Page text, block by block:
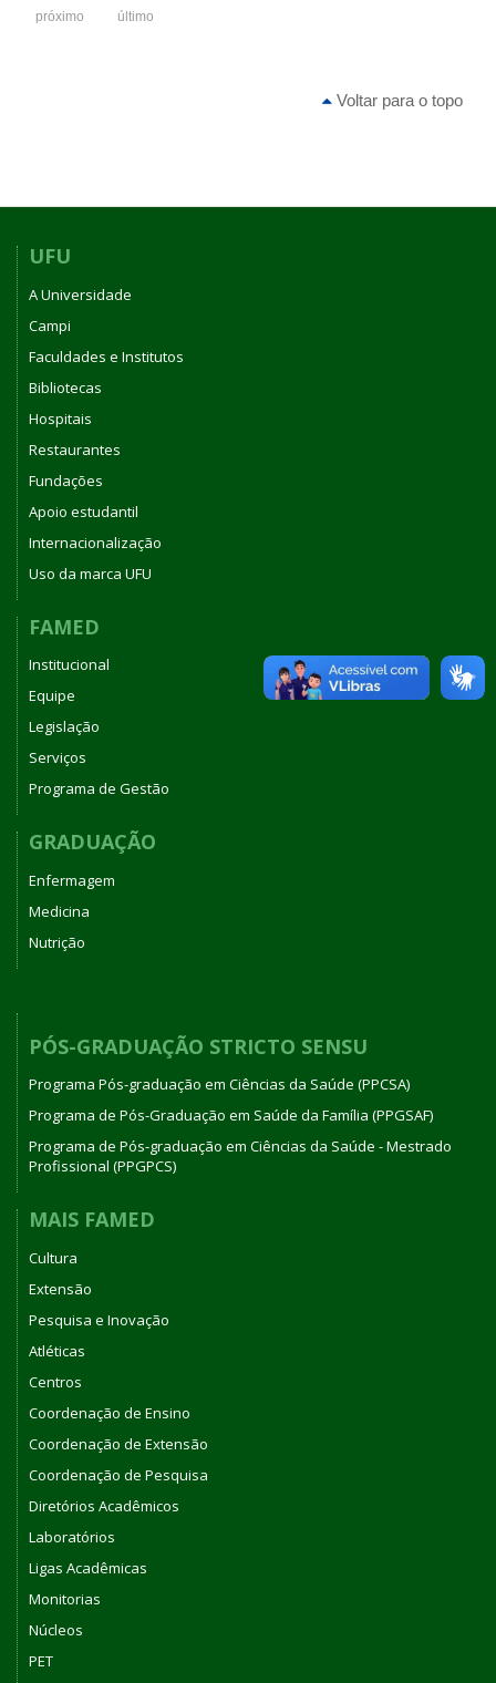
próximo último
Voltar para o topo
UFU
A Universidade
Campi
Faculdades e Institutos
Bibliotecas
Hospitais
Restaurantes
Fundações
Apoio estudantil
Internacionalização
Uso da marca UFU
FAMED
Institucional
Equipe
Legislação
Serviços
Programa de Gestão
GRADUAÇÃO
Enfermagem
Medicina
Nutrição
PÓS-GRADUAÇÃO STRICTO SENSU
Programa Pós-graduação em Ciências da Saúde (PPCSA)
Programa de Pós-Graduação em Saúde da Família (PPGSAF)
Programa de Pós-graduação em Ciências da Saúde - Mestrado
Profissional (PPGPCS)
MAIS FAMED
Cultura
Extensão
Pesquisa e Inovação
Atléticas
Centros
Coordenação de Ensino
Coordenação de Extensão
Coordenação de Pesquisa
Diretórios Acadêmicos
Laboratórios
Ligas Acadêmicas
Monitorias
Núcleos
PET